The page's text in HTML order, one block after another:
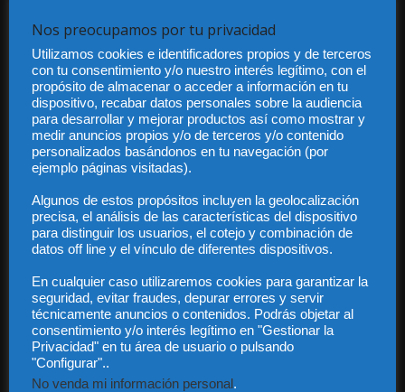
Audiencia y Publicidad
Quiénes somos
Legal
Privacidad
Contacto
Contáctanos: info@diariojuridico.com
Incluso más noticias
Nos preocupamos por tu privacidad
Utilizamos cookies e identificadores propios y de terceros
con tu consentimiento y/o nuestro interés legítimo, con el
propósito de almacenar o acceder a información en tu
dispositivo, recabar datos personales sobre la audiencia
para desarrollar y mejorar productos así como mostrar y
medir anuncios propios y/o de terceros y/o contenido
personalizados basándonos en tu navegación (por
ejemplo páginas visitadas).
Algunos de estos propósitos incluyen la geolocalización
precisa, el análisis de las características del dispositivo
para distinguir los usuarios, el cotejo y combinación de
datos off line y el vínculo de diferentes dispositivos.
En cualquier caso utilizaremos cookies para garantizar la
seguridad, evitar fraudes, depurar errores y servir
técnicamente anuncios o contenidos. Podrás objetar al
consentimiento y/o interés legítimo en "Gestionar la
Privacidad" en tu área de usuario o pulsando
"Configurar"..
No venda mi información personal.